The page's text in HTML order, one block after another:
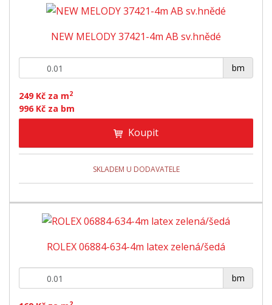
NEW MELODY 37421-4m AB sv.hnědé
249 Kč za m2
996 Kč za bm
bm
+-
Koupit
SKLADEM U DODAVATELE
ROLEX 06884-634-4m latex zelená/šedá
bm
+-